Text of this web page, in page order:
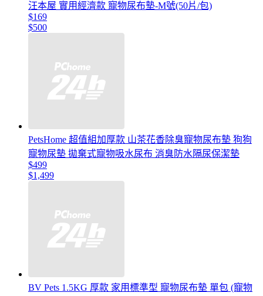
汪本屋 實用經濟款 寵物尿布墊-M號(50片/包)
$169
$500
PetsHome 超值組加厚款 山茶花香除臭寵物尿布墊 狗狗
寵物尿墊 拋棄式寵物吸水尿布 消臭防水隔尿保潔墊
$499
$1,499
BV Pets 1.5KG 厚款 家用標準型 寵物尿布墊 單包 (寵物